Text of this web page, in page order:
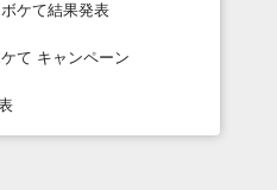
ケて結果発表
て キャンペーン